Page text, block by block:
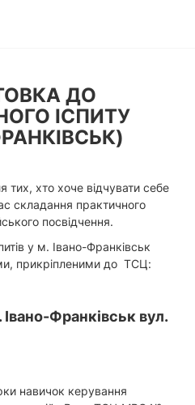
ДО
ІСПИТУ
хто хоче відчувати себе
складання практичного
посвідчення.
у м. Івано-Франківськ
прикріпленими до ТСЦ:
Франківськ вул.
навичок керування